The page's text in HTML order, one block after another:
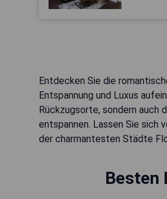
Entdecken Sie die
Entspannung und Luxus
Rückzugsorte, sondern auch
entspannen. Lassen Sie sich
der charmantesten Städte
Besten